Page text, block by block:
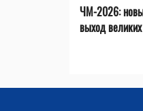
ЧМ-2026:
выход